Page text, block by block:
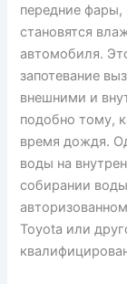
передние фары,
становятся
автомобиля.
запотевание
внешними и
подобно тому,
время дождя.
воды на
собирании
Toyota или